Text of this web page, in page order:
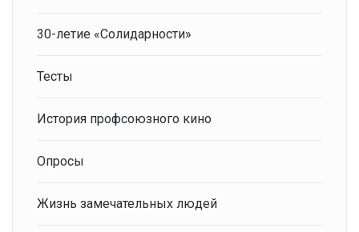
30-летие «Солидарности»
Тесты
История профсоюзного кино
Опросы
Жизнь замечательных людей